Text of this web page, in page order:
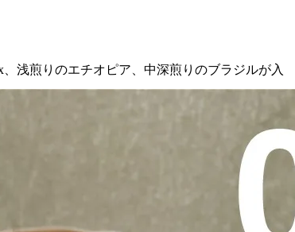
浅煎りのエチオピア、中深煎りのブラジルが入